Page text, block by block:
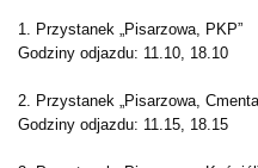
1. Przystanek „Pisarzowa, PKP”
Godziny odjazdu: 11.10, 18.10
2. Przystanek „Pisarzowa,
Godziny odjazdu: 11.15, 18.15